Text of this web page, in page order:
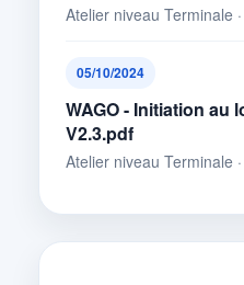
Atelier niveau Terminale
05/10/2024
WAGO - Initiation au
V2.3.pdf
Atelier niveau Terminale